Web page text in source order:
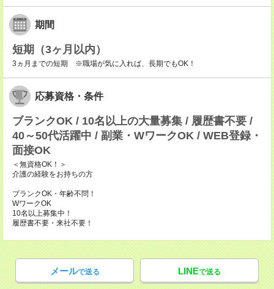
期間
短期（3ヶ月以内）
3ヵ月までの短期 ※職場が気に入れば、長期でもOK！
応募資格・条件
ブランクOK / 10名以上の大量募集 / 履歴書不要 /
40～50代活躍中 / 副業・WワークOK / WEB登録・
面接OK
＜無資格OK！＞
介護の経験をお持ちの方
ブランクOK・年齢不問！
WワークOK
10名以上募集中！
履歴書不要・来社不要！
メールで送る LINEで送る